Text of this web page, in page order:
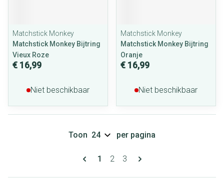
Matchstick Monkey
Matchstick Monkey Bijtring
Vieux Roze
€ 16,99
Niet beschikbaar
Matchstick Monkey
Matchstick Monkey Bijtring
Oranje
€ 16,99
Niet beschikbaar
Pagina's
U lees momenteel pagina
1 Pagina
2 Pagina
3
Toon per pagina